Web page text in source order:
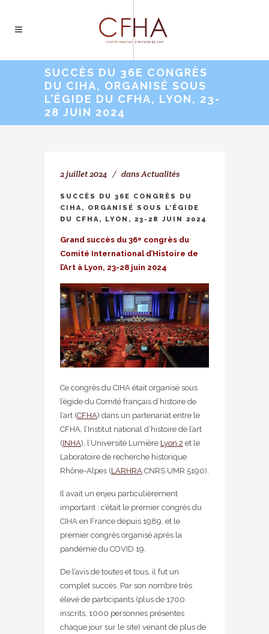
SUCCÈS DU 36E CONGRÈS
DU CIHA, ORGANISÉ SOUS
L’ÉGIDE DU CFHA, LYON, 23-
28 JUIN 2024
2 juillet 2024 dansActualités
SUCCÈS DU 36E CONGRÈS DU
CIHA, ORGANISÉ SOUS L’ÉGIDE
DU CFHA, LYON, 23-28 JUIN 2024
Grand succès du 36e congrès du
Comité International d’Histoire de
l’Art à Lyon, 23-28 juin 2024
Ce congrès du CIHA était organisé sous
l’égide du Comité français d’histoire de
l’art (CFHA) dans un partenariat entre le
CFHA, l’Institut national d’histoire de l’art
(INHA), l’Université Lumière Lyon 2 et le
Laboratoire de recherche historique
Rhône-Alpes (LARHRA CNRS UMR 5190).
Il avait un enjeu particulièrement
important : c’était le premier congrès du
CIHA en France depuis 1989, et le
premier congrès organisé après la
pandémie du COVID 19.
De l’avis de toutes et tous, il fut un
complet succès. Par son nombre très
élevé de participants (plus de 1700
inscrits, 1000 personnes présentes
chaque jour sur le site) venant de plus de